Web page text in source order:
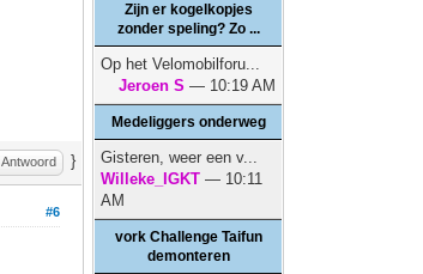
Antwoord }
#6
Zijn er kogelkopjes
zonder speling? Zo ...
Op het Velomobilforu...
Jeroen S — 10:19 AM
Medeliggers onderweg
Gisteren, weer een v...
Willeke_IGKT — 10:11
AM
vork Challenge Taifun
demonteren